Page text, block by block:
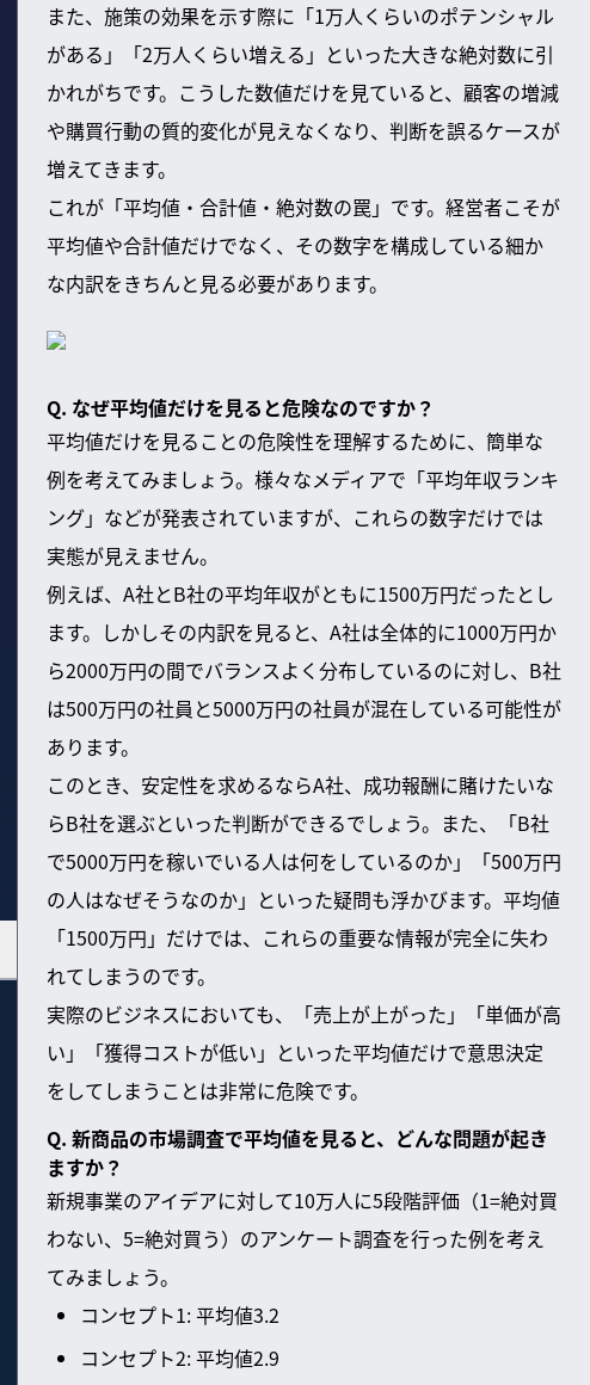
また、施策の効果を示す際に「1万人くらいのポテンシャル
がある」「2万人くらい増える」といった大きな絶対数に引
かれがちです。こうした数値だけを見ていると、顧客の増減
や購買行動の質的変化が見えなくなり、判断を誤るケースが
増えてきます。
これが「平均値・合計値・絶対数の罠」です。経営者こそが
平均値や合計値だけでなく、その数字を構成している細か
な内訳をきちんと見る必要があります。
Q. なぜ平均値だけを見ると危険なのですか？
平均値だけを見ることの危険性を理解するために、簡単な
例を考えてみましょう。様々なメディアで「平均年収ランキ
ング」などが発表されていますが、これらの数字だけでは
実態が見えません。
例えば、A社とB社の平均年収がともに1500万円だったとし
ます。しかしその内訳を見ると、A社は全体的に1000万円か
ら2000万円の間でバランスよく分布しているのに対し、B社
は500万円の社員と5000万円の社員が混在している可能性が
あります。
このとき、安定性を求めるならA社、成功報酬に賭けたいな
らB社を選ぶといった判断ができるでしょう。また、「B社
で5000万円を稼いでいる人は何をしているのか」「500万円
の人はなぜそうなのか」といった疑問も浮かびます。平均値
「1500万円」だけでは、これらの重要な情報が完全に失わ
れてしまうのです。
実際のビジネスにおいても、「売上が上がった」「単価が高
い」「獲得コストが低い」といった平均値だけで意思決定
をしてしまうことは非常に危険です。
Q. 新商品の市場調査で平均値を見ると、どんな問題が起き
ますか？
新規事業のアイデアに対して10万人に5段階評価（1=絶対買
わない、5=絶対買う）のアンケート調査を行った例を考え
てみましょう。
コンセプト1: 平均値3.2
コンセプト2: 平均値2.9